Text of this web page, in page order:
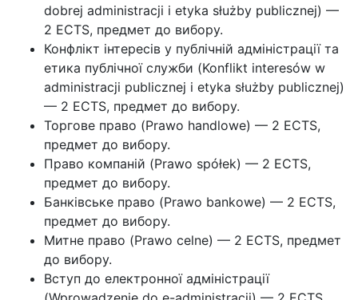
dobrej administracji i etyka służby publicznej) —
2 ECTS, предмет до вибору.
Конфлікт інтересів у публічній адміністрації та
етика публічної служби (Konflikt interesów w
administracji publicznej i etyka służby publicznej)
— 2 ECTS, предмет до вибору.
Торгове право (Prawo handlowe) — 2 ECTS,
предмет до вибору.
Право компаній (Prawo spółek) — 2 ECTS,
предмет до вибору.
Банківське право (Prawo bankowe) — 2 ECTS,
предмет до вибору.
Митне право (Prawo celne) — 2 ECTS, предмет
до вибору.
Вступ до електронної адміністрації